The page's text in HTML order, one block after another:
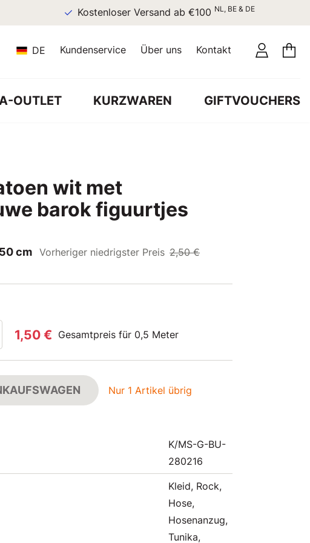
Kostenloser Versand ab €100NL, BE & DE
DE Kundenservice Über uns Kontakt
OUTLET KURZWAREN GIFTVOUCHERS
wit met
barok figuurtjes
cm Vorheriger niedrigster Preis 2,50 €
1,50 € Gesamtpreis für 0,5 Meter
Nur 1 Artikel übrig
K/MS-G-BU-
280216
Kleid, Rock,
Hose,
Hosenanzug,
Tunika,